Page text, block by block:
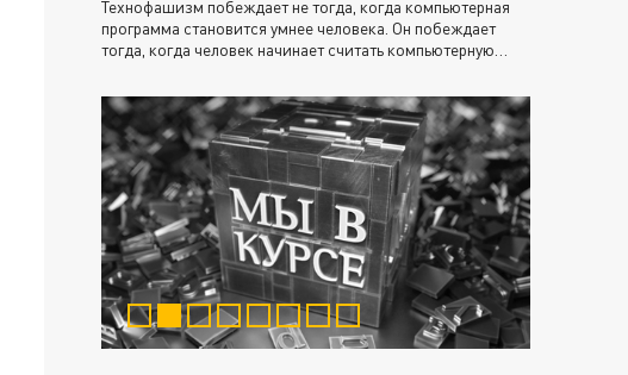
Технофашизм побеждает не тогда, когда компьютерная
программа становится умнее человека. Он побеждает
тогда, когда человек начинает считать компьютерную